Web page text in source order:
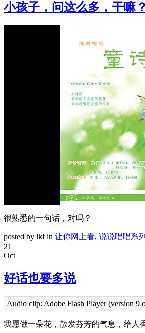
小孩子，问这么多，干嘛？
很熟悉的一句话，对吗？
posted by lkf in 让你网上看, 说说唱唱系列
21
Oct
好话也要多说
Audio clip: Adobe Flash Player (version 9
我愿做一朵花，散发芬芳的气息，给人